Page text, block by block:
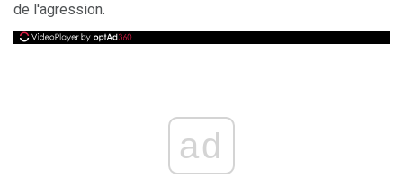
de l'agression.
ad